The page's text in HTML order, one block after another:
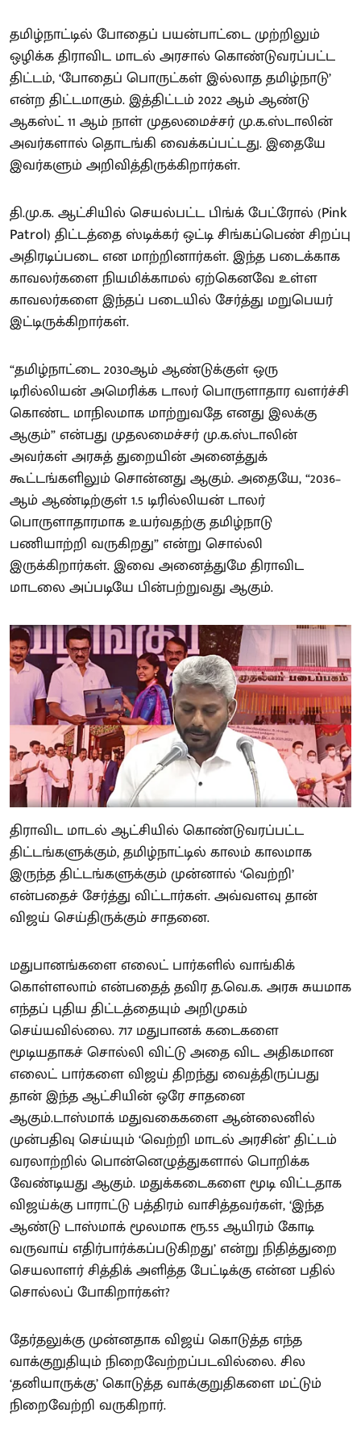
தமிழ்நாட்டில் போதைப் பயன்பாட்டை முற்றிலும்
ஒழிக்க திராவிட மாடல் அரசால் கொண்டுவரப்பட்ட
திட்டம், ‘போதைப் பொருட்கள் இல்லாத தமிழ்நாடு’
என்ற திட்டமாகும். இத்திட்டம் 2022 ஆம் ஆண்டு
ஆகஸ்ட் 11 ஆம் நாள் முதலமைச்சர் மு.க.ஸ்டாலின்
அவர்களால் தொடங்கி வைக்கப்பட்டது. இதையே
இவர்களும் அறிவித்திருக்கிறார்கள்.
தி.மு.க. ஆட்சியில் செயல்பட்ட பிங்க் பேட்ரோல் (Pink
Patrol) திட்டத்தை ஸ்டிக்கர் ஒட்டி சிங்கப்பெண் சிறப்பு
அதிரடிப்படை என மாற்றினார்கள். இந்த படைக்காக
காவலர்களை நியமிக்காமல் ஏற்கெனவே உள்ள
காவலர்களை இந்தப் படையில் சேர்த்து மறுபெயர்
இட்டிருக்கிறார்கள்.
“தமிழ்நாட்டை 2030ஆம் ஆண்டுக்குள் ஒரு
டிரில்லியன் அமெரிக்க டாலர் பொருளாதார வளர்ச்சி
கொண்ட மாநிலமாக மாற்றுவதே எனது இலக்கு
ஆகும்” என்பது முதலமைச்சர் மு.க.ஸ்டாலின்
அவர்கள் அரசுத் துறையின் அனைத்துக்
கூட்டங்களிலும் சொன்னது ஆகும். அதையே, “2036–
ஆம் ஆண்டிற்குள் 1.5 டிரில்லியன் டாலர்
பொருளாதாரமாக உயர்வதற்கு தமிழ்நாடு
பணியாற்றி வருகிறது” என்று சொல்லி
இருக்கிறார்கள். இவை அனைத்துமே திராவிட
மாடலை அப்படியே பின்பற்றுவது ஆகும்.
திராவிட மாடல் ஆட்சியில் கொண்டுவரப்பட்ட
திட்டங்களுக்கும், தமிழ்நாட்டில் காலம் காலமாக
இருந்த திட்டங்களுக்கும் முன்னால் ‘வெற்றி’
என்பதைச் சேர்த்து விட்டார்கள். அவ்வளவு தான்
விஜய் செய்திருக்கும் சாதனை.
மதுபானங்களை எலைட் பார்களில் வாங்கிக்
கொள்ளலாம் என்பதைத் தவிர த.வெ.க. அரசு சுயமாக
எந்தப் புதிய திட்டத்தையும் அறிமுகம்
செய்யவில்லை. 717 மதுபானக் கடைகளை
மூடியதாகச் சொல்லி விட்டு அதை விட அதிகமான
எலைட் பார்களை விஜய் திறந்து வைத்திருப்பது
தான் இந்த ஆட்சியின் ஒரே சாதனை
ஆகும்.டாஸ்மாக் மதுவகைகளை ஆன்லைனில்
முன்பதிவு செய்யும் ‘வெற்றி மாடல் அரசின்’ திட்டம்
வரலாற்றில் பொன்னெழுத்துகளால் பொறிக்க
வேண்டியது ஆகும். மதுக்கடைகளை மூடி விட்டதாக
விஜய்க்கு பாராட்டு பத்திரம் வாசித்தவர்கள், ‘இந்த
ஆண்டு டாஸ்மாக் மூலமாக ரூ.55 ஆயிரம் கோடி
வருவாய் எதிர்பார்க்கப்படுகிறது’ என்று நிதித்துறை
செயலாளர் சித்திக் அளித்த பேட்டிக்கு என்ன பதில்
சொல்லப் போகிறார்கள்?
தேர்தலுக்கு முன்னதாக விஜய் கொடுத்த எந்த
வாக்குறுதியும் நிறைவேற்றப்படவில்லை. சில
‘தனியாருக்கு’ கொடுத்த வாக்குறுதிகளை மட்டும்
நிறைவேற்றி வருகிறார்.